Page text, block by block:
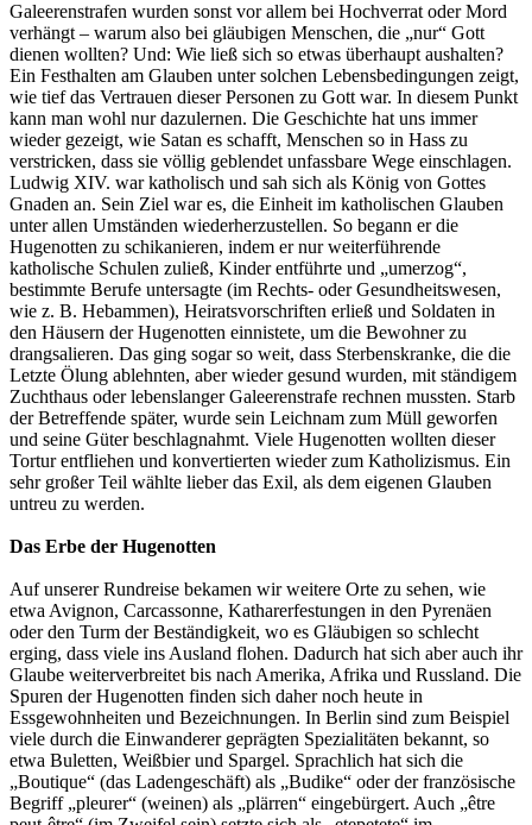
Galeerenstrafen wurden sonst vor allem bei Hochverrat oder Mord
verhängt – warum also bei gläubigen Menschen, die „nur“ Gott
dienen wollten? Und: Wie ließ sich so etwas überhaupt aushalten?
Ein Festhalten am Glauben unter solchen Lebensbedingungen zeigt,
wie tief das Vertrauen dieser Personen zu Gott war. In diesem Punkt
kann man wohl nur dazulernen. Die Geschichte hat uns immer
wieder gezeigt, wie Satan es schafft, Menschen so in Hass zu
verstricken, dass sie völlig geblendet unfassbare Wege einschlagen.
Ludwig XIV. war katholisch und sah sich als König von Gottes
Gnaden an. Sein Ziel war es, die Einheit im katholischen Glauben
unter allen Umständen wiederherzustellen. So begann er die
Hugenotten zu schikanieren, indem er nur weiterführende
katholische Schulen zuließ, Kinder entführte und „umerzog“,
bestimmte Berufe untersagte (im Rechts- oder Gesundheitswesen,
wie z. B. Hebammen), Heiratsvorschriften erließ und Soldaten in
den Häusern der Hugenotten einnistete, um die Bewohner zu
drangsalieren. Das ging sogar so weit, dass Sterbenskranke, die die
Letzte Ölung ablehnten, aber wieder gesund wurden, mit ständigem
Zuchthaus oder lebenslanger Galeerenstrafe rechnen mussten. Starb
der Betreffende später, wurde sein Leichnam zum Müll geworfen
und seine Güter beschlagnahmt. Viele Hugenotten wollten dieser
Tortur entfliehen und konvertierten wieder zum Katholizismus. Ein
sehr großer Teil wählte lieber das Exil, als dem eigenen Glauben
untreu zu werden.
Das Erbe der Hugenotten
Auf unserer Rundreise bekamen wir weitere Orte zu sehen, wie
etwa Avignon, Carcassonne, Katharerfestungen in den Pyrenäen
oder den Turm der Beständigkeit, wo es Gläubigen so schlecht
erging, dass viele ins Ausland flohen. Dadurch hat sich aber auch ihr
Glaube weiterverbreitet bis nach Amerika, Afrika und Russland. Die
Spuren der Hugenotten finden sich daher noch heute in
Essgewohnheiten und Bezeichnungen. In Berlin sind zum Beispiel
viele durch die Einwanderer geprägten Spezialitäten bekannt, so
etwa Buletten, Weißbier und Spargel. Sprachlich hat sich die
„Boutique“ (das Ladengeschäft) als „Budike“ oder der französische
Begriff „pleurer“ (weinen) als „plärren“ eingebürgert. Auch „être